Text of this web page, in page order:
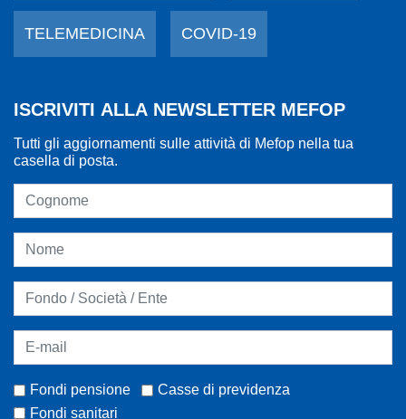
TELEMEDICINA COVID-19
ISCRIVITI ALLA NEWSLETTER MEFOP
Tutti gli aggiornamenti sulle attività di Mefop nella tua
casella di posta.
Fondi pensione
Casse di previdenza
Fondi sanitari